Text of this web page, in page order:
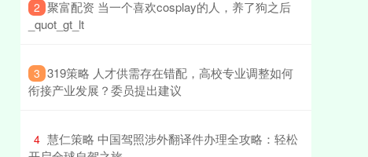
2 ​聚富配资 当一个喜欢cosplay的人，养了狗之后
_quot_gt_lt
3 ​319策略 人才供需存在错配，高校专业调整如何
衔接产业发展？委员提出建议
4 ​慧仁策略 中国驾照涉外翻译件办理全攻略：轻松